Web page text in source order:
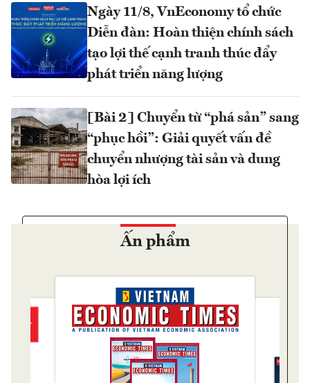
Ngày 11/8, VnEconomy tổ chức
Diễn đàn: Hoàn thiện chính sách
tạo lợi thế cạnh tranh thúc đẩy
phát triển năng lượng
[Bài 2] Chuyển từ “phá sản” sang
“phục hồi”: Giải quyết vấn đề
chuyển nhượng tài sản và dung
hòa lợi ích
Ấn phẩm